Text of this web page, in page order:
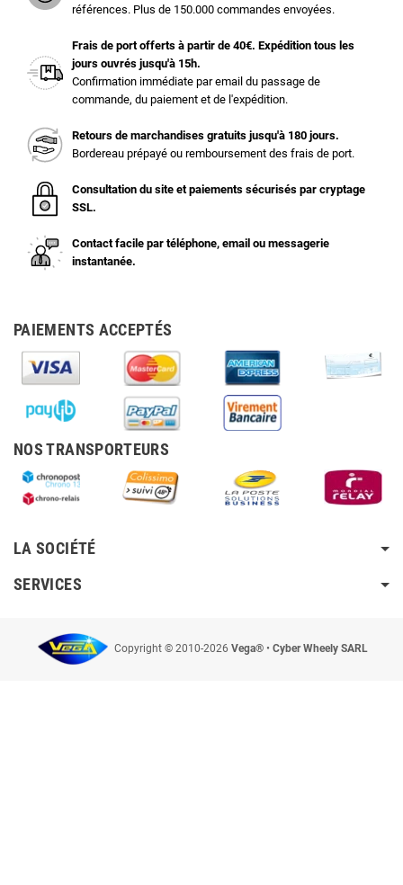
références. Plus de 150.000 commandes envoyées.
Frais de port offerts à partir de 40€. Expédition tous les
jours ouvrés jusqu'à 15h.
Confirmation immédiate par email du passage de
commande, du paiement et de l'expédition.
Retours de marchandises gratuits jusqu'à 180 jours.
Bordereau prépayé ou remboursement des frais de port.
Consultation du site et paiements sécurisés par cryptage
SSL.
Contact facile par téléphone, email ou messagerie
instantanée.
PAIEMENTS ACCEPTÉS
NOS TRANSPORTEURS
LA SOCIÉTÉ
SERVICES
Copyright © 2010-2026 Vega® • Cyber Wheely SARL